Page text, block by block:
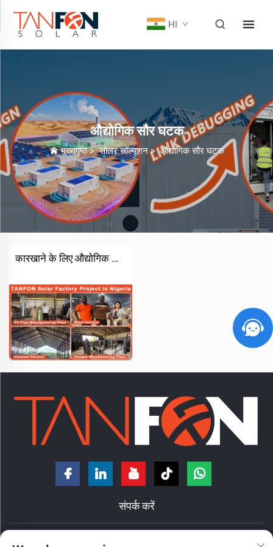
HI
औद्योगिक सौर घटक
मुख्यपृष्ठ>सोलर सॉल्यूशन>औद्योगिक सौर घटक
कारखाने के लिए औद्योगिक सौर समाधान
संपर्क करें
चीन, गुआंगडोंग प्रांत, फोशान शहर, चांचेंग जिला, नानझुआंग टाउन, हॉंगदे रोड, नंबर